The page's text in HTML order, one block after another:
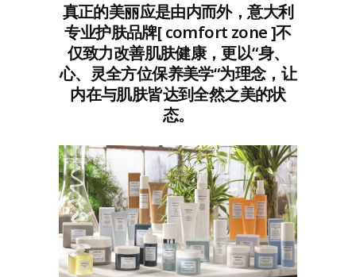
真正的美丽应是由内而外，意大利
专业护肤品牌[ comfort zone ]不
仅致力改善肌肤健康，更以“身、
心、灵全方位保养美学“为理念，让
内在与肌肤皆达到全然之美的状
态。